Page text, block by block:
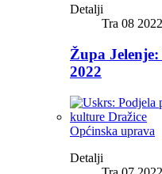
Detalji
Tra 08 2022
Župa
2022
Općinska uprava
Detalji